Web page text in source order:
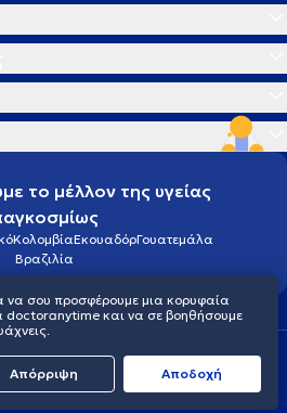
το μέλλον της υγείας
ΚολομβίαΕκουαδόρΓουατεμάλα
Βραζιλία
προστασίας προσωπικού απορρήτου
doctoranytime
να σου προσφέρουμε μια κορυφαία
doctoranytime και να σε βοηθήσουμε
Απόρριψη Aποδοχή